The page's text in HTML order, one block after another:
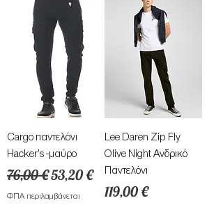
Cargo παντελόνι
Hacker’s -μαύρο
Κανονική τιμή
76,00 €Τιμή Έκπτωσης
53,20 €
ΦΠΑ περιλαμβάνεται
Lee Daren Zip Fly
Olive Night Ανδρικό
Παντελόνι
Τιμή
119,00 €